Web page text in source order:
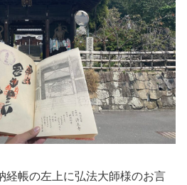
経帳の左上に弘法大師様のお言